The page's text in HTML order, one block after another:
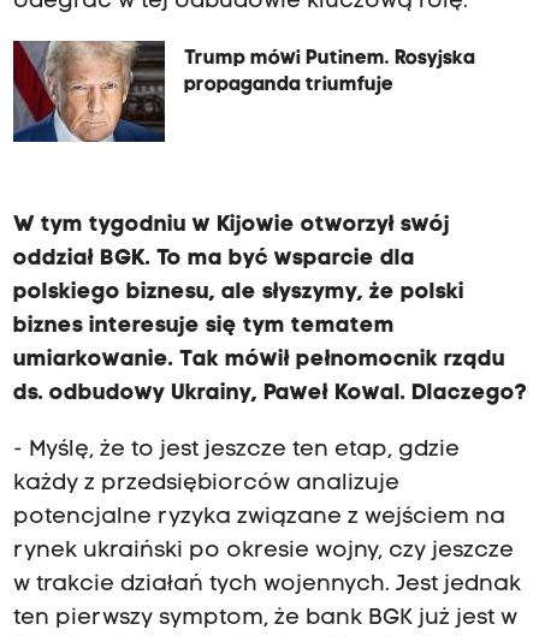
Trump mówi Putinem. Rosyjska
propaganda triumfuje
W tym tygodniu w Kijowie otworzył swój
oddział BGK. To ma być wsparcie dla
polskiego biznesu, ale słyszymy, że polski
biznes interesuje się tym tematem
umiarkowanie. Tak mówił pełnomocnik rządu
ds. odbudowy Ukrainy, Paweł Kowal. Dlaczego?
- Myślę, że to jest jeszcze ten etap, gdzie
każdy z przedsiębiorców analizuje
potencjalne ryzyka związane z wejściem na
rynek ukraiński po okresie wojny, czy jeszcze
w trakcie działań tych wojennych. Jest jednak
ten pierwszy symptom, że bank BGK już jest w